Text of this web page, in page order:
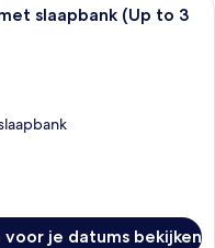
slaapbank (Up to 3
voor je datums bekijken